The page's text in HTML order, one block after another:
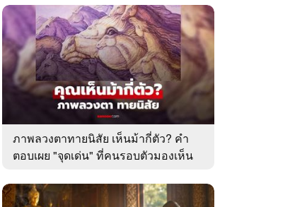
ภาพลวงตาทายนิสัย เห็นม้ากี่ตัว? คำ
ตอบเผย "จุดเด่น" ที่คนรอบตัวมองเห็น